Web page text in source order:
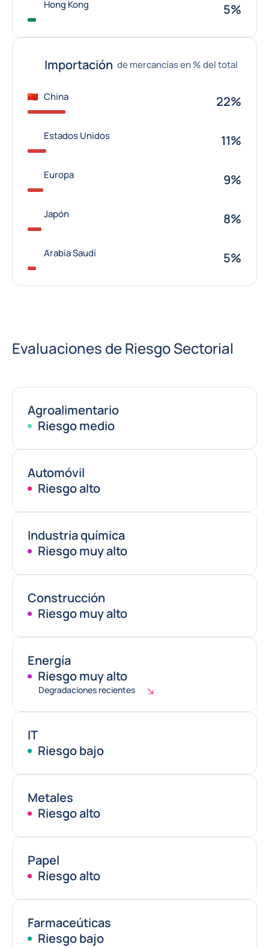
Hong Kong 5%
Importación de mercancías en % del total
China 22%
Estados Unidos 11%
Europa 9%
Japón 8%
Arabia Saudí 5%
Evaluaciones de Riesgo Sectorial
Agroalimentario
Riesgo medio
Automóvil
Riesgo alto
Industria química
Riesgo muy alto
Construcción
Riesgo muy alto
Energía
Riesgo muy alto
Degradaciones recientes
IT
Riesgo bajo
Metales
Riesgo alto
Papel
Riesgo alto
Farmaceúticas
Riesgo bajo